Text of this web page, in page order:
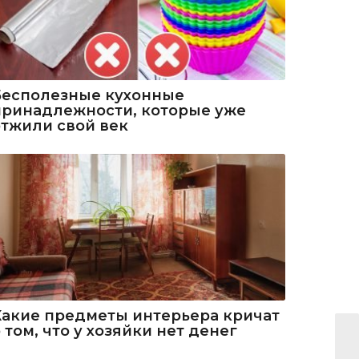
кухонные
которые уже
свой век
предметы интерьера кричат
том, что у хозяйки нет денег